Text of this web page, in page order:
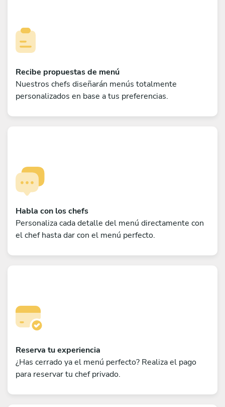
Recibe propuestas de menú
Nuestros chefs diseñarán menús totalmente
personalizados en base a tus preferencias.
Habla con los chefs
Personaliza cada detalle del menú directamente con
el chef hasta dar con el menú perfecto.
Reserva tu experiencia
¿Has cerrado ya el menú perfecto? Realiza el pago
para reservar tu chef privado.